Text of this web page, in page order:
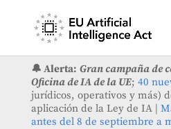
🔔 Alerta: Gran campaña de
Oficina de IA de la UE; 40
jurídicos, operativos y más)
aplicación de la Ley de IA |
antes del 8 de septiembre a